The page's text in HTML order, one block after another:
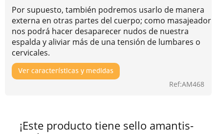
Por supuesto, también podremos usarlo de manera
externa en otras partes del cuerpo; como masajeador
nos podrá hacer desaparecer nudos de nuestra
espalda y aliviar más de una tensión de lumbares o
cervicales.
Ver características y medidas
Ref:AM468
¡Este producto tiene sello amantis-